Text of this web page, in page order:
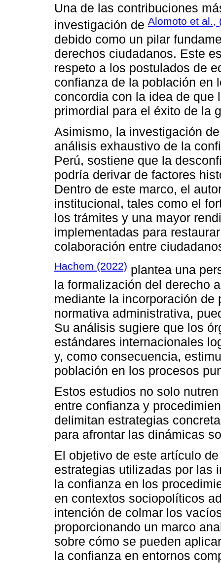
Una de las contribuciones
investigación de Alomoto et al.,
debido como un pilar
derechos ciudadanos. Este
respeto a los postulados de
confianza de la población en
concordia con la idea de que
primordial para el éxito de la
Asimismo, la investigación
análisis exhaustivo de la
Perú, sostiene que la
podría derivar de factores
Dentro de este marco, el
institucional, tales como el
los trámites y una mayor
implementadas para
colaboración entre
Hachem (2022) plantea una
la formalización del derecho
mediante la incorporación
normativa administrativa,
Su análisis sugiere que los
estándares internacionales
y, como consecuencia,
población en los procesos
Estos estudios no solo
entre confianza y
delimitan estrategias
para afrontar las dinámicas
El objetivo de este artículo
estrategias utilizadas por las
la confianza en los
en contextos sociopolíticos
intención de colmar los
proporcionando un marco
sobre cómo se pueden
la confianza en entornos